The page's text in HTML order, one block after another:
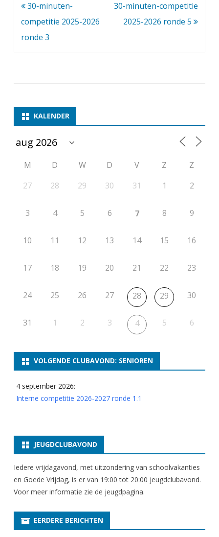
e
p
i
t
e
2
2
6
r
d
e
4
Bericht
navigatie
30-minuten-
competitie 2025-2026
ronde 3
30-minuten-competitie
2025-2026 ronde 5
KALENDER
M D W D V Z
Z
27
28 29 30 31 1 2
3 4 5 6 7 8 9
10 11 12 13 14 15 16
17 18 19 20 21 22 23
24 25 26 27 28 29 30
31 1 2 3 4 5 6
VOLGENDE CLUBAVOND: SENIOREN
4 september 2026:
Interne competitie 2026-2027 ronde 1.1
JEUGDCLUBAVOND
Iedere vrijdagavond, met uitzondering van schoolvakanties
en Goede Vrijdag, is er van 19:00 tot 20:00 jeugdclubavond.
Voor meer informatie zie de jeugdpagina.
EERDERE BERICHTEN